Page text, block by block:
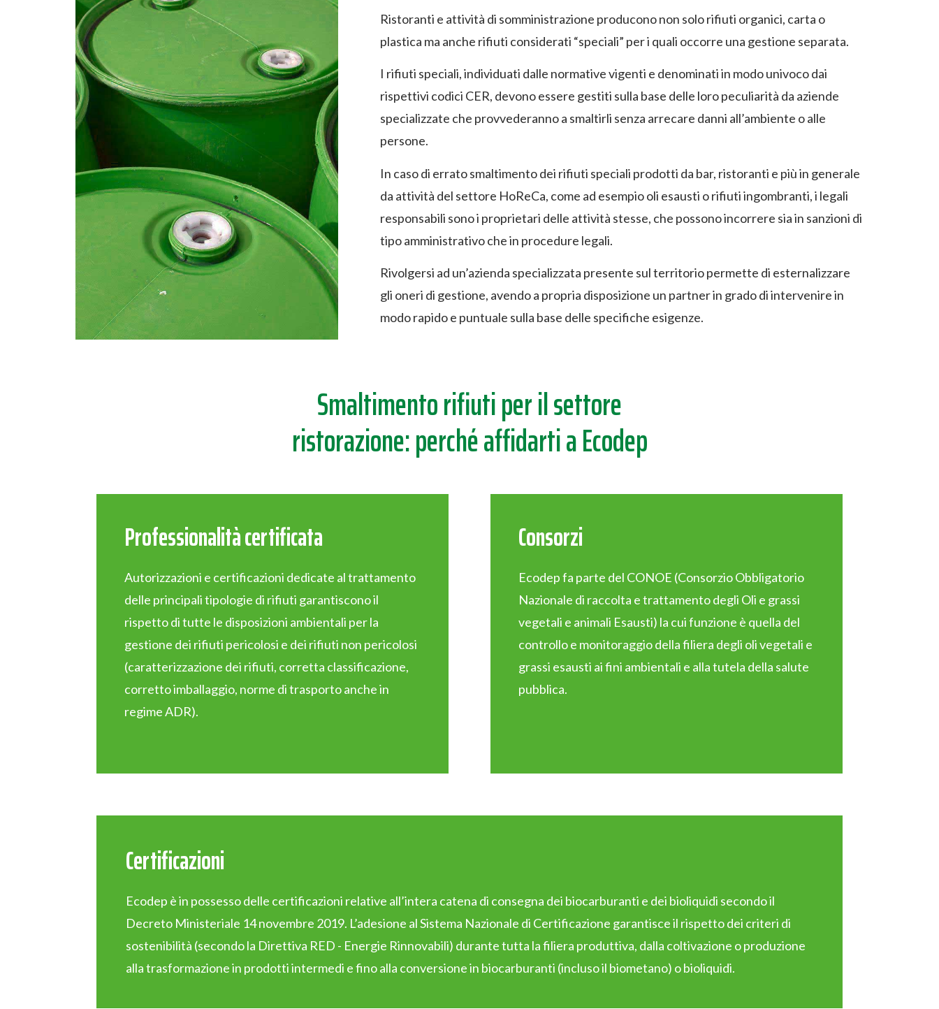
Ristoranti e attività di somministrazione producono non solo rifiuti organici, carta o
plastica ma anche rifiuti considerati “speciali” per i quali occorre una gestione separata.
I rifiuti speciali, individuati dalle normative vigenti e denominati in modo univoco dai
rispettivi codici CER, devono essere gestiti sulla base delle loro peculiarità da aziende
specializzate che provvederanno a smaltirli senza arrecare danni all’ambiente o alle
persone.
In caso di errato smaltimento dei rifiuti speciali prodotti da bar, ristoranti e più in generale
da attività del settore HoReCa, come ad esempio oli esausti o rifiuti ingombranti, i legali
responsabili sono i proprietari delle attività stesse, che possono incorrere sia in sanzioni di
tipo amministrativo che in procedure legali.
Rivolgersi ad un’azienda specializzata presente sul territorio permette di esternalizzare
gli oneri di gestione, avendo a propria disposizione un partner in grado di intervenire in
modo rapido e puntuale sulla base delle specifiche esigenze.
Smaltimento rifiuti per il settore
ristorazione: perché affidarti a Ecodep
Professionalità certificata
Autorizzazioni e certificazioni dedicate al trattamento
delle principali tipologie di rifiuti garantiscono il
rispetto di tutte le disposizioni ambientali per la
gestione dei rifiuti pericolosi e dei rifiuti non pericolosi
(caratterizzazione dei rifiuti, corretta classificazione,
corretto imballaggio, norme di trasporto anche in
regime ADR).
Consorzi
Ecodep fa parte del CONOE (Consorzio Obbligatorio
Nazionale di raccolta e trattamento degli Oli e grassi
vegetali e animali Esausti) la cui funzione è quella del
controllo e monitoraggio della filiera degli oli vegetali e
grassi esausti ai fini ambientali e alla tutela della salute
pubblica.
Certificazioni
Ecodep è in possesso delle certificazioni relative all’intera catena di consegna dei biocarburanti e dei bioliquidi secondo il
Decreto Ministeriale 14 novembre 2019. L’adesione al Sistema Nazionale di Certificazione garantisce il rispetto dei criteri di
sostenibilità (secondo la Direttiva RED - Energie Rinnovabili) durante tutta la filiera produttiva, dalla coltivazione o produzione
alla trasformazione in prodotti intermedi e fino alla conversione in biocarburanti (incluso il biometano) o bioliquidi.